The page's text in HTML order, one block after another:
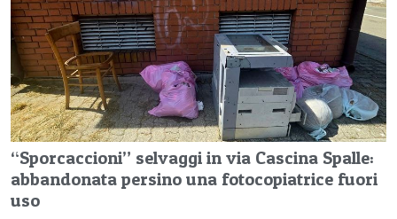
“Sporcaccioni” selvaggi in via Cascina Spalle:
abbandonata persino una fotocopiatrice fuori
uso